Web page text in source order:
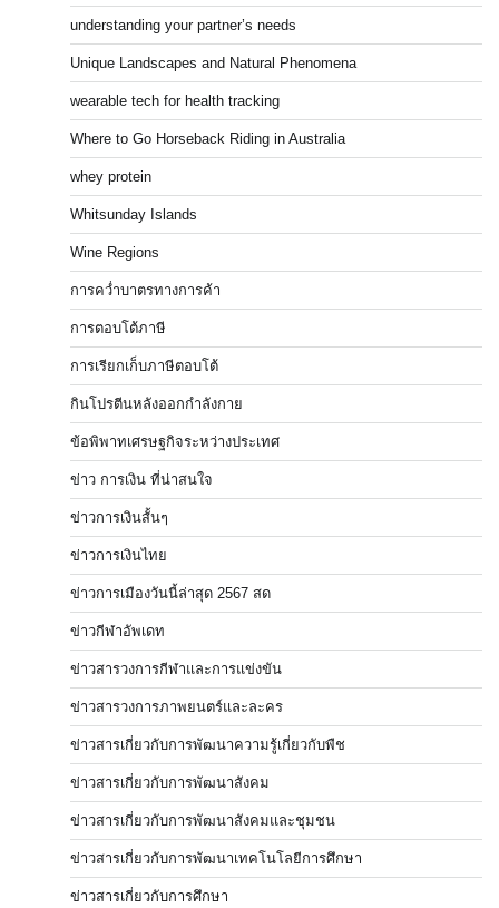
understanding your partner’s needs
Unique Landscapes and Natural Phenomena
wearable tech for health tracking
Where to Go Horseback Riding in Australia
whey protein
Whitsunday Islands
Wine Regions
การคว่ำบาตรทางการค้า
การตอบโต้ภาษี
การเรียกเก็บภาษีตอบโต้
กินโปรตีนหลังออกกำลังกาย
ข้อพิพาทเศรษฐกิจระหว่างประเทศ
ข่าว การเงิน ที่น่าสนใจ
ข่าวการเงินสั้นๆ
ข่าวการเงินไทย
ข่าวการเมืองวันนี้ล่าสุด 2567 สด
ข่าวกีฬาอัพเดท
ข่าวสารวงการกีฬาและการแข่งขัน
ข่าวสารวงการภาพยนตร์และละคร
ข่าวสารเกี่ยวกับการพัฒนาความรู้เกี่ยวกับพืช
ข่าวสารเกี่ยวกับการพัฒนาสังคม
ข่าวสารเกี่ยวกับการพัฒนาสังคมและชุมชน
ข่าวสารเกี่ยวกับการพัฒนาเทคโนโลยีการศึกษา
ข่าวสารเกี่ยวกับการศึกษา